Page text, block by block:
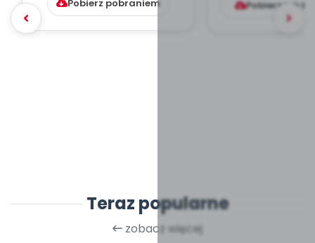
Pobierz pobraniem Pobierz lub
Teraz popularne
zobacz więcej